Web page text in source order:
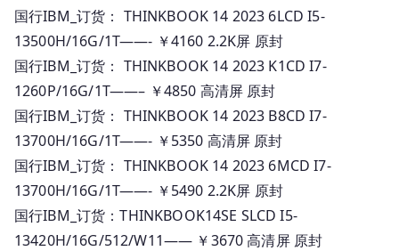
国行IBM_订货： THINKBOOK 14 2023 6LCD I5-
13500H/16G/1T——- ￥4160 2.2K屏 原封
国行IBM_订货： THINKBOOK 14 2023 K1CD I7-
1260P/16G/1T——– ￥4850 高清屏 原封
国行IBM_订货： THINKBOOK 14 2023 B8CD I7-
13700H/16G/1T——- ￥5350 高清屏 原封
国行IBM_订货： THINKBOOK 14 2023 6MCD I7-
13700H/16G/1T——- ￥5490 2.2K屏 原封
国行IBM_订货：THINKBOOK14SE SLCD I5-
13420H/16G/512/W11—— ￥3670 高清屏 原封